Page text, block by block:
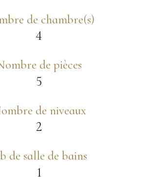
de chambre(s)
4
de pièces
5
de niveaux
2
de salle de bains
1